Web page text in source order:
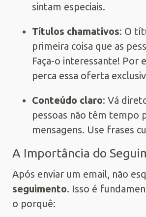
sintam especiais.
Títulos chamativos: O
primeira coisa que as
Faça-o interessante! Por
perca essa oferta
Conteúdo claro: Vá
pessoas não têm tempo
mensagens. Use frases
A Importância do
Após enviar um email, não
seguimento. Isso é
o porquê: